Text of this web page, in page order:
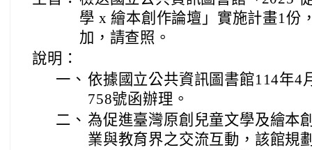
學 x 繪本創作論壇」實施計畫1份
加，請查照。
說明：
一、 依據國立公共資訊圖書館114年4
758號函辦理。
二、 為促進臺灣原創兒童文學及繪本
業與教育界之交流互動，該館規